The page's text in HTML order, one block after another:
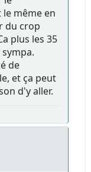
même en
du crop
plus les 35
de
et ça peut
d'y aller.